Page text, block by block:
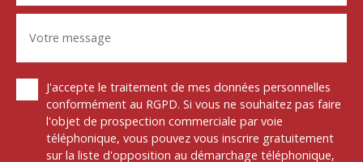
Votre message
J'accepte le traitement de mes données personnelles
conformément au RGPD. Si vous ne souhaitez pas faire
l'objet de prospection commerciale par voie
téléphonique, vous pouvez vous inscrire gratuitement
sur la liste d'opposition au démarchage téléphonique,